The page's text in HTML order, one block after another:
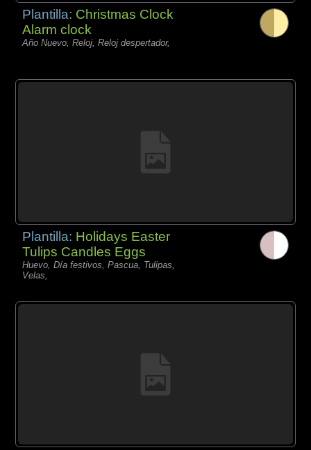
Plantilla: Christmas Clock
Alarm clock
Año Nuevo, Reloj, Reloj despertador,
Plantilla: Holidays Easter
Tulips Candles Eggs
Huevo, Día festivos, Pascua, Tulipas,
Velas,